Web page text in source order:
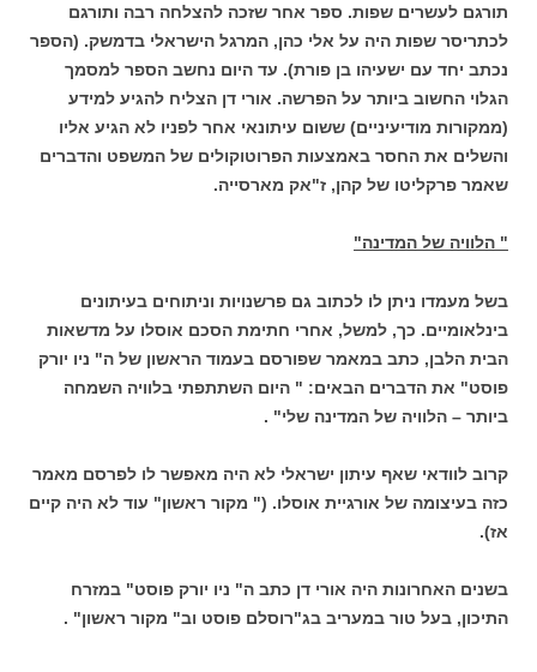
תורגם לעשרים שפות. ספר אחר שזכה להצלחה רבה ותורגם
לכתריסר שפות היה על אלי כהן, המרגל הישראלי בדמשק. (הספר
נכתב יחד עם ישעיהו בן פורת). עד היום נחשב הספר למסמך
הגלוי החשוב ביותר על הפרשה. אורי דן הצליח להגיע למידע
(ממקורות מודיעיניים) ששום עיתונאי אחר לפניו לא הגיע אליו
והשלים את החסר באמצעות הפרוטוקולים של המשפט והדברים
שאמר פרקליטו של קהן, ז"אק מארסייה.
" הלוויה של המדינה"
בשל מעמדו ניתן לו לכתוב גם פרשנויות וניתוחים בעיתונים
בינלאומיים. כך, למשל, אחרי חתימת הסכם אוסלו על מדשאות
הבית הלבן, כתב במאמר שפורסם בעמוד הראשון של ה" ניו יורק
פוסט" את הדברים הבאים: " היום השתתפתי בלוויה השמחה
ביותר – הלוויה של המדינה שלי" .
קרוב לוודאי שאף עיתון ישראלי לא היה מאפשר לו לפרסם מאמר
כזה בעיצומה של אורגיית אוסלו. (" מקור ראשון" עוד לא היה קיים
אז).
בשנים האחרונות היה אורי דן כתב ה" ניו יורק פוסט" במזרח
התיכון, בעל טור במעריב בג"רוסלם פוסט וב" מקור ראשון" .